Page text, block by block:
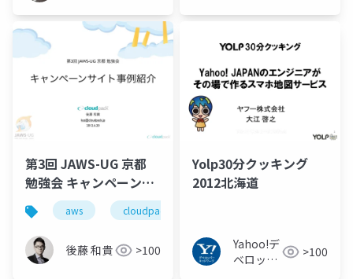
第3回 JAWS-UG 京都
勉強会 キャンペーンサ
イト事例紹介
aws cloudpack
後藤 和貴 >100
Yolp30分クッキング
2012北海道
Yahoo!デ
ベロッパ
>100